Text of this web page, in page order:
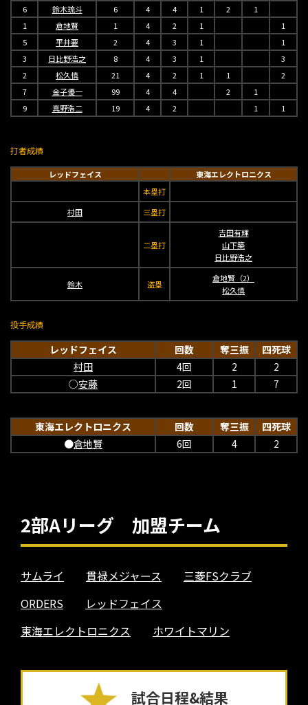
打者成績
レッドフェイス
東海エレクトロニクス
本塁打
村田
三塁打
二塁打
吉田有輝
山下築
日比野浩之
鈴木 盗塁
倉地賢（2）
松久慎
投手成績
レッドフェイス 回数 奪三振
四死球
村田
4回 2
2
○安藤 2回 1 7
東海エレクトロニクス 回数 奪三振
四死球
●倉地賢 6回 4 2
6
鈴木琉斗 6 4 4 1 2
1
1
倉地賢 1 4 2 1
1
5
平井要 2 4 3 1
1
3
日比野浩之 8 4 3 1
3
2
松久慎 21 4 2 1 1
2
7
金子優一 99 4 4 2
1
9
真野浩二 19 4 2 1 1
2部Aリーグ 加盟チーム
サムライ 貫禄メジャース
三菱FSクラブ
ORDERS
レッドフェイス
東海エレクトロニクス
ホワイトマリン
試合日程&結果